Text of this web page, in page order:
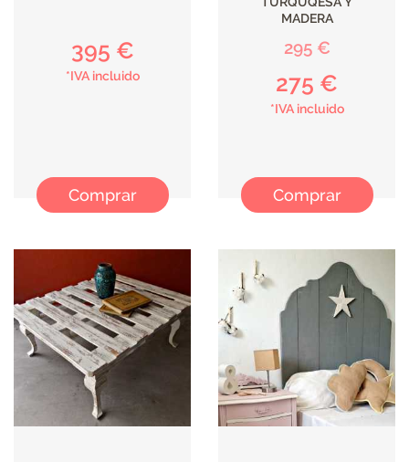
395 €
*IVA incluido
Comprar
MADERA
295 €
275 €
*IVA incluido
Comprar